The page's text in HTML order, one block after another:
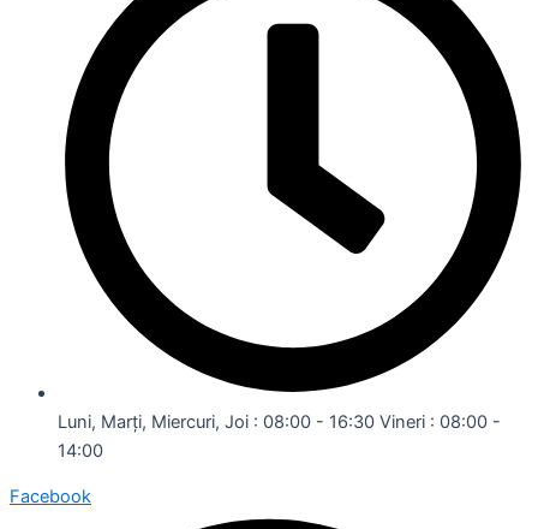
Luni, Marți, Miercuri, Joi : 08:00 - 16:30 Vineri : 08:00 -
14:00
Facebook